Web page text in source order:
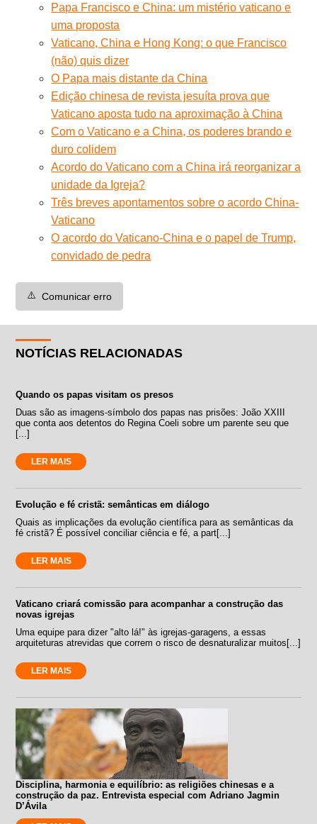
Papa Francisco e China: um mistério vaticano e
uma proposta
Vaticano, China e Hong Kong: o que Francisco
(não) quis dizer
O Papa mais distante da China
Edição chinesa de revista jesuíta prova que
Vaticano aposta tudo na aproximação à China
Com o Vaticano e a China, os poderes brando e
duro colidem
Acordo do Vaticano com a China irá reorganizar a
unidade da Igreja?
Três breves apontamentos sobre o acordo China-
Vaticano
O acordo do Vaticano-China e o papel de Trump,
convidado de pedra
⚠️ Comunicar erro
NOTÍCIAS RELACIONADAS
Quando os papas visitam os presos
Duas são as imagens-símbolo dos papas nas prisões: João XXIII
que conta aos detentos do Regina Coeli sobre um parente seu que
[...]
LER MAIS
Evolução e fé cristã: semânticas em diálogo
Quais as implicações da evolução científica para as semânticas da
fé cristã? É possível conciliar ciência e fé, a part[...]
LER MAIS
Vaticano criará comissão para acompanhar a construção das
novas igrejas
Uma equipe para dizer "alto lá!" às igrejas-garagens, a essas
arquiteturas atrevidas que correm o risco de desnaturalizar muitos[...]
LER MAIS
Disciplina, harmonia e equilíbrio: as religiões chinesas e a
construção da paz. Entrevista especial com Adriano Jagmin
D’Ávila